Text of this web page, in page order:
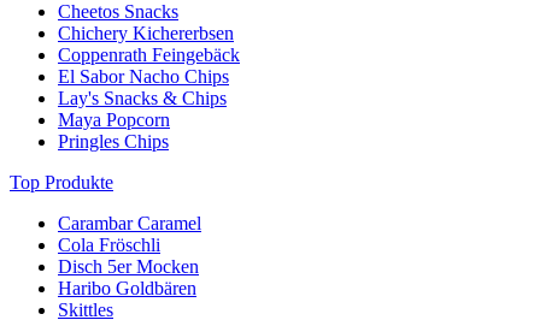
Cheetos Snacks
Chichery Kichererbsen
Coppenrath Feingebäck
El Sabor Nacho Chips
Lay's Snacks & Chips
Maya Popcorn
Pringles Chips
Top Produkte
Carambar Caramel
Cola Fröschli
Disch 5er Mocken
Haribo Goldbären
Skittles